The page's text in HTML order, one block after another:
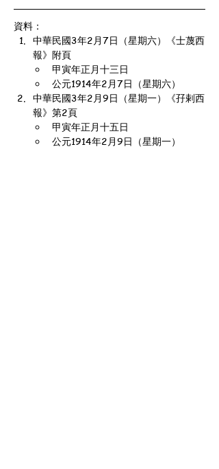
資料：
中華民國3年2月7日（星期六）《士蔑西
報》附頁
甲寅年正月十三日
公元1914年2月7日（星期六）
中華民國3年2月9日（星期一）《孖剌西
報》第2頁
甲寅年正月十五日
公元1914年2月9日（星期一）